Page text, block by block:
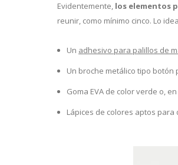
Evidentemente, los elementos
reunir, como mínimo cinco. Lo
Un adhesivo para palillos de
Un broche metálico tipo
Goma EVA de color verde o,
Lápices de colores aptos para